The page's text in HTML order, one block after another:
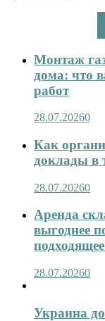
Монтаж
дома: что
работ
28.07.20260
Как
доклады в
28.07.20260
Аренда
выгоднее
28.07.20260
Украина